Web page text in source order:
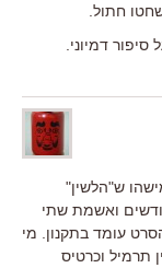
חתול.
דמיוני.
ש"הלשין"
ואשמת שתי
עומד בתקנון. מי
תרמיל וכרטיס